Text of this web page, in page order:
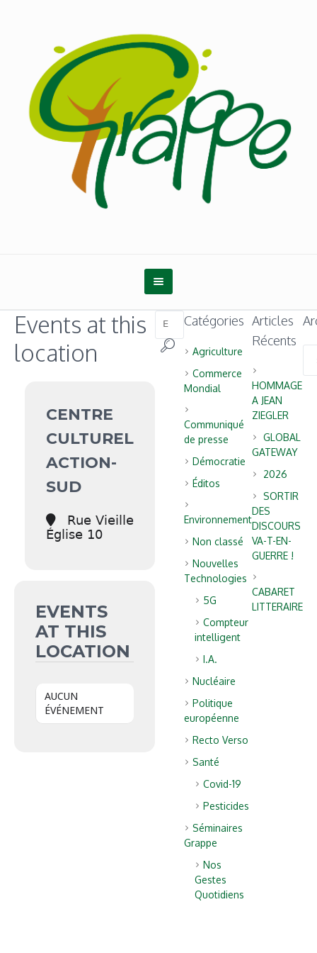
Events at this
location
CENTRE
CULTUREL
ACTION-
SUD
Rue Vieille
Église 10
EVENTS
AT THIS
LOCATION
AUCUN
ÉVÉNEMENT
Catégories
Agriculture
Commerce
Mondial
Communiqué
de presse
Démocratie
Éditos
Environnement
Non classé
Nouvelles
Technologies
5G
Compteur
intelligent
I.A.
Nucléaire
Politique
européenne
Recto Verso
Santé
Covid-19
Pesticides
Séminaires
Grappe
Nos
Gestes
Quotidiens
Articles
Récents
HOMMAGE
A JEAN
ZIEGLER
GLOBAL
GATEWAY
2026
SORTIR
DES
DISCOURS
VA-T-EN-
GUERRE !
CABARET
LITTERAIRE